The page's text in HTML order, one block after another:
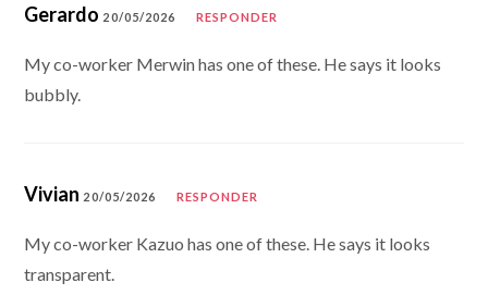
Gerardo 20/05/2026 RESPONDER
My co-worker Merwin has one of these. He says it looks
bubbly.
Vivian 20/05/2026 RESPONDER
My co-worker Kazuo has one of these. He says it looks
transparent.